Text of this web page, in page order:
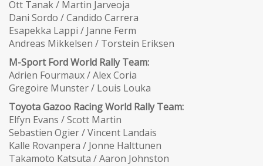
Ott Tanak / Martin Jarveoja
Dani Sordo / Candido Carrera
Esapekka Lappi / Janne Ferm
Andreas Mikkelsen / Torstein Eriksen
M-Sport Ford World Rally Team:
Adrien Fourmaux / Alex Coria
Gregoire Munster / Louis Louka
Toyota Gazoo Racing World Rally Team:
Elfyn Evans / Scott Martin
Sebastien Ogier / Vincent Landais
Kalle Rovanpera / Jonne Halttunen
Takamoto Katsuta / Aaron Johnston